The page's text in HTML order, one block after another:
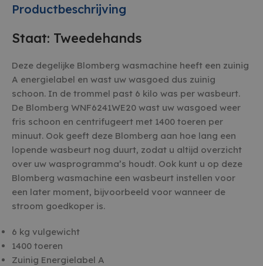
Productbeschrijving
Staat: Tweedehands
Deze degelijke Blomberg wasmachine heeft een zuinig
A energielabel en wast uw wasgoed dus zuinig
schoon. In de trommel past 6 kilo was per wasbeurt.
De Blomberg WNF6241WE20 wast uw wasgoed weer
fris schoon en centrifugeert met 1400 toeren per
minuut. Ook geeft deze Blomberg aan hoe lang een
lopende wasbeurt nog duurt, zodat u altijd overzicht
over uw wasprogramma’s houdt. Ook kunt u op deze
Blomberg wasmachine een wasbeurt instellen voor
een later moment, bijvoorbeeld voor wanneer de
stroom goedkoper is.
6 kg vulgewicht
1400 toeren
Zuinig Energielabel A